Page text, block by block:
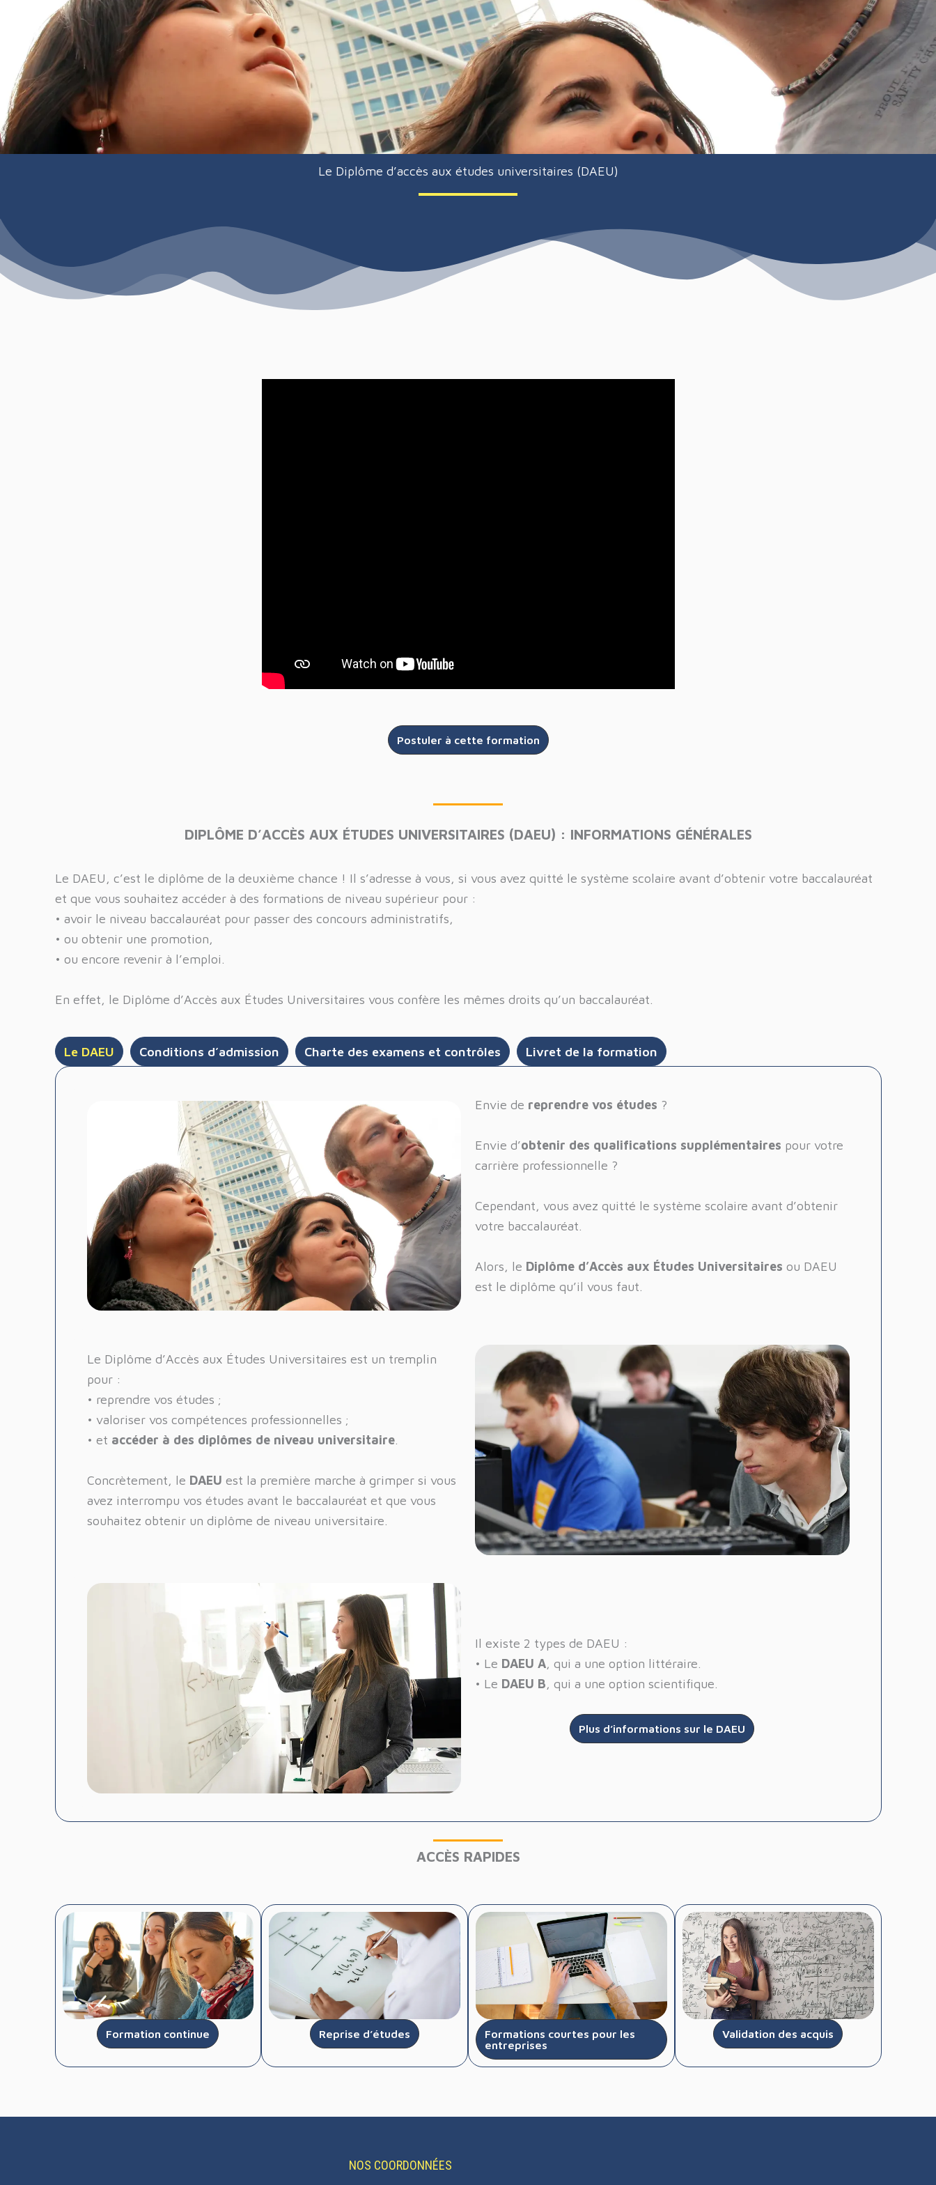
Le Diplôme d’accès aux études universitaires (DAEU)
Postuler à cette formation
DIPLÔME D’ACCÈS AUX ÉTUDES UNIVERSITAIRES (DAEU) : INFORMATIONS GÉNÉRALES
Le DAEU, c’est le diplôme de la deuxième chance ! Il s’adresse à vous, si vous avez quitté le système scolaire avant d’obtenir votre baccalauréat
et que vous souhaitez accéder à des formations de niveau supérieur pour :
• avoir le niveau baccalauréat pour passer des concours administratifs,
• ou obtenir une promotion,
• ou encore revenir à l’emploi.
En effet, le Diplôme d’Accès aux Études Universitaires vous confère les mêmes droits qu’un baccalauréat.
Le DAEU Conditions d’admission Charte des examens et contrôles Livret de la formation
Envie de reprendre vos études ?
Envie d’obtenir des qualifications supplémentaires pour votre
carrière professionnelle ?
Cependant, vous avez quitté le système scolaire avant d’obtenir
votre baccalauréat.
Alors, le Diplôme d’Accès aux Études Universitaires ou DAEU
est le diplôme qu’il vous faut.
Le Diplôme d’Accès aux Études Universitaires est un tremplin
pour :
• reprendre vos études ;
• valoriser vos compétences professionnelles ;
• et accéder à des diplômes de niveau universitaire.
Concrètement, le DAEU est la première marche à grimper si vous
avez interrompu vos études avant le baccalauréat et que vous
souhaitez obtenir un diplôme de niveau universitaire.
Il existe 2 types de DAEU :
• Le DAEU A, qui a une option littéraire.
• Le DAEU B, qui a une option scientifique.
Plus d’informations sur le DAEU
ACCÈS RAPIDES
Formation continue Reprise d’études
Formations courtes pour les
entreprises
Validation des acquis
NOS COORDONNÉES